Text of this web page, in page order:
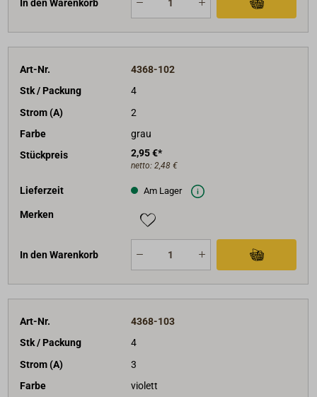
In den Warenkorb
Art-Nr.
4368-102
Stk / Packung
4
Strom (A)
2
Farbe
grau
Stückpreis
2,95 €*
netto: 2,48 €
Lieferzeit Am Lager
Merken
In den Warenkorb
Art-Nr.
4368-103
Stk / Packung
4
Strom (A)
3
Farbe
violett